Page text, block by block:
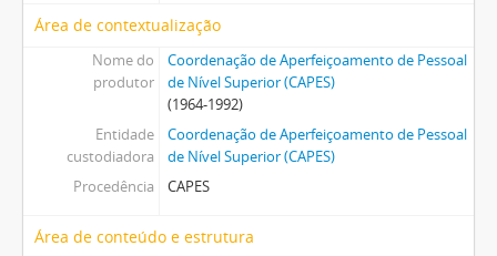
Área de contextualização
Nome do
produtor
Coordenação de Aperfeiçoamento de Pessoal
de Nível Superior (CAPES)
(1964-1992)
Entidade
custodiadora
Coordenação de Aperfeiçoamento de Pessoal
de Nível Superior (CAPES)
Procedência
CAPES
Área de conteúdo e estrutura